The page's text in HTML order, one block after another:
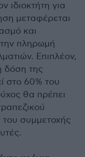
ιδιοκτήτη για
μεταφέρεται
και
πληρωμή
Επιπλέον,
δόση της
στο 60% του
θα πρέπει
του συμμετοχής